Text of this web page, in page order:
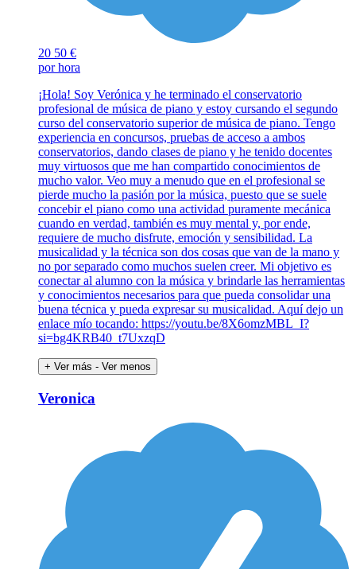
20 50 €
por hora
¡Hola! Soy Verónica y he terminado el conservatorio
profesional de música de piano y estoy cursando el segundo
curso del conservatorio superior de música de piano. Tengo
experiencia en concursos, pruebas de acceso a ambos
conservatorios, dando clases de piano y he tenido docentes
muy virtuosos que me han compartido conocimientos de
mucho valor. Veo muy a menudo que en el profesional se
pierde mucho la pasión por la música, puesto que se suele
concebir el piano como una actividad puramente mecánica
cuando en verdad, también es muy mental y, por ende,
requiere de mucho disfrute, emoción y sensibilidad. La
musicalidad y la técnica son dos cosas que van de la mano y
no por separado como muchos suelen creer. Mi objetivo es
conectar al alumno con la música y brindarle las herramientas
y conocimientos necesarios para que pueda consolidar una
buena técnica y pueda expresar su musicalidad. Aquí dejo un
enlace mío tocando: https://youtu.be/8X6omzMBL_I?
si=bg4KRB40_t7UxzqD
+ Ver más - Ver menos
Veronica